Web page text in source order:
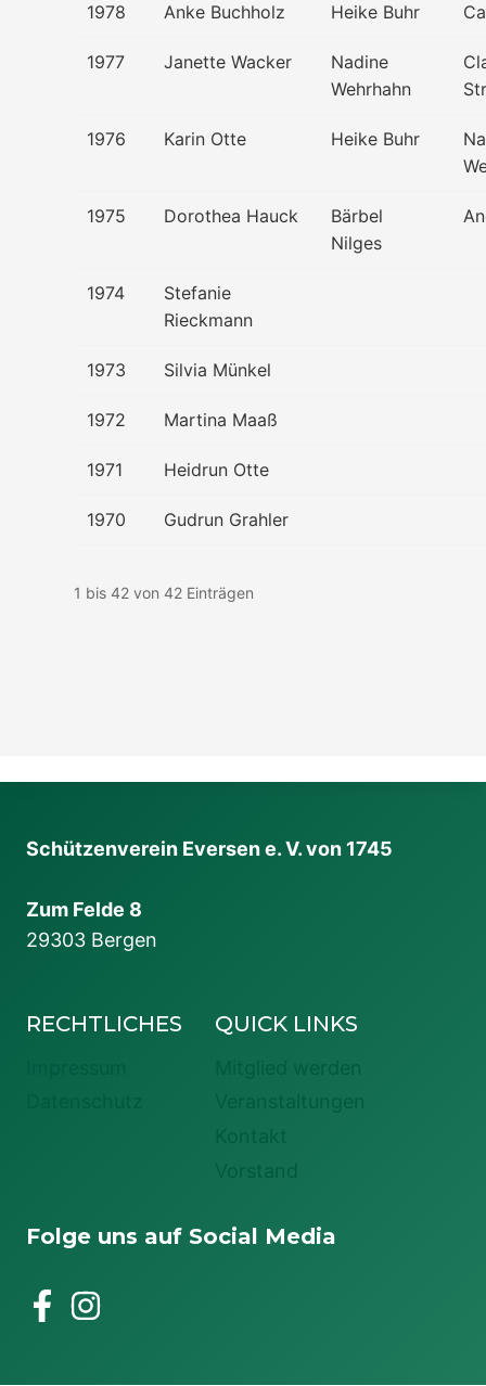
1978 Anke Buchholz Heike Buhr
1977 Janette Wacker
Nadine
Wehrhahn
1976 Karin Otte Heike Buhr
1975 Dorothea Hauck
Bärbel
Nilges
1974
Stefanie
Rieckmann
1973 Silvia Münkel
1972 Martina Maaß
1971 Heidrun Otte
1970 Gudrun Grahler
1 bis 42 von 42 Einträgen
Schützenverein Eversen e. V. von 1745
Zum Felde 8
29303 Bergen
RECHTLICHES QUICK LINKS
Folge uns auf Social Media